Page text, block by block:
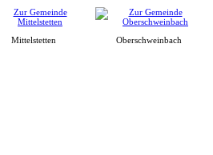
Mittelstetten Oberschweinbach